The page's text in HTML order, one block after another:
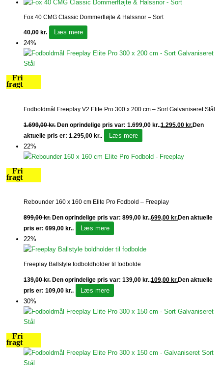
Fox 40 CMG Classic Dommerfløjte & Halssnor – Sort
40,00 kr.
Læs mere
24%
Fri
fragt
Fodboldmål Freeplay V2 Elite Pro 300 x 200 cm – Sort Galvaniseret Stål
1.699,00kr. Den oprindelige pris var: 1.699,00 kr..1.295,00 kr.Den
aktuelle pris er: 1.295,00 kr..
Læs mere
22%
Fri
fragt
Rebounder 160 x 160 cm Elite Pro Fodbold – Freeplay
899,00kr. Den oprindelige pris var: 899,00 kr..699,00 kr.Den aktuelle
pris er: 699,00 kr..
Læs mere
22%
Freeplay Ballstyle fodboldholder til fodbolde
139,00kr. Den oprindelige pris var: 139,00 kr..109,00 kr.Den aktuelle
pris er: 109,00 kr..
Læs mere
30%
Fri
fragt